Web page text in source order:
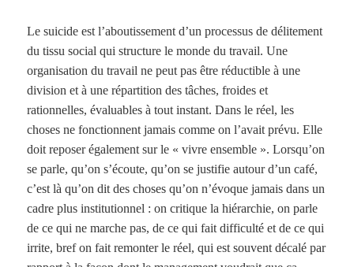
Le suicide est l’aboutissement d’un processus de délitement
du tissu social qui structure le monde du travail. Une
organisation du travail ne peut pas être réductible à une
division et à une répartition des tâches, froides et
rationnelles, évaluables à tout instant. Dans le réel, les
choses ne fonctionnent jamais comme on l’avait prévu. Elle
doit reposer également sur le « vivre ensemble ». Lorsqu’on
se parle, qu’on s’écoute, qu’on se justifie autour d’un café,
c’est là qu’on dit des choses qu’on n’évoque jamais dans un
cadre plus institutionnel : on critique la hiérarchie, on parle
de ce qui ne marche pas, de ce qui fait difficulté et de ce qui
irrite, bref on fait remonter le réel, qui est souvent décalé par